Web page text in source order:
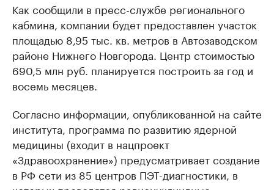
Как сообщили в пресс-службе регионального
кабмина, компании будет предоставлен участок
площадью 8,95 тыс. кв. метров в Автозаводском
районе Нижнего Новгорода. Центр стоимостью
690,5 млн руб. планируется построить за год и
восемь месяцев.
Согласно информации, опубликованной на сайте
института, программа по развитию ядерной
медицины (входит в нацпроект
«Здравоохранение») предусматривает создание
в РФ сети из 85 центров ПЭТ-диагностики, в